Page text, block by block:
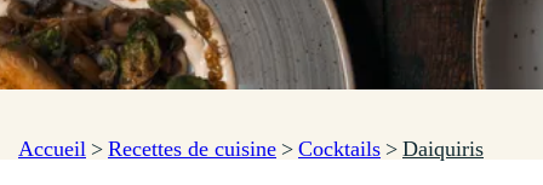
Accueil > Recettes de cuisine > Cocktails > Daiquiris